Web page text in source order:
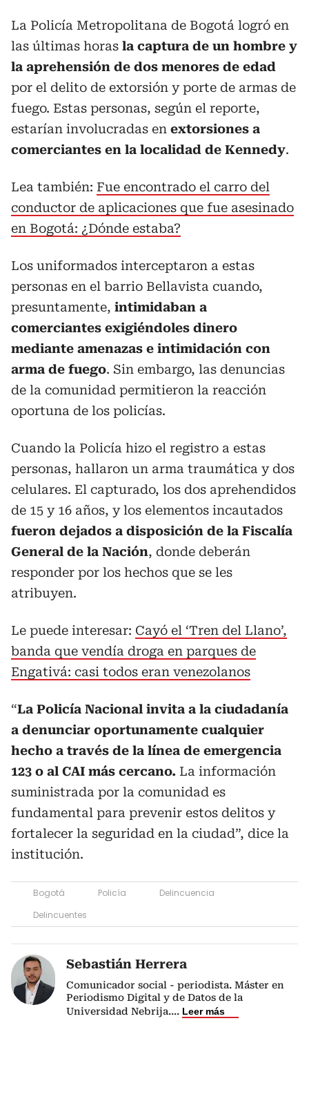
La Policía Metropolitana de Bogotá logró en
las últimas horas la captura de un hombre y
la aprehensión de dos menores de edad
por el delito de extorsión y porte de armas de
fuego. Estas personas, según el reporte,
estarían involucradas en extorsiones a
comerciantes en la localidad de Kennedy.
Lea también: Fue encontrado el carro del
conductor de aplicaciones que fue asesinado
en Bogotá: ¿Dónde estaba?
Los uniformados interceptaron a estas
personas en el barrio Bellavista cuando,
presuntamente, intimidaban a
comerciantes exigiéndoles dinero
mediante amenazas e intimidación con
arma de fuego. Sin embargo, las denuncias
de la comunidad permitieron la reacción
oportuna de los policías.
Cuando la Policía hizo el registro a estas
personas, hallaron un arma traumática y dos
celulares. El capturado, los dos aprehendidos
de 15 y 16 años, y los elementos incautados
fueron dejados a disposición de la Fiscalía
General de la Nación, donde deberán
responder por los hechos que se les
atribuyen.
Le puede interesar: Cayó el ‘Tren del Llano’,
banda que vendía droga en parques de
Engativá: casi todos eran venezolanos
“La Policía Nacional invita a la ciudadanía
a denunciar oportunamente cualquier
hecho a través de la línea de emergencia
123 o al CAI más cercano. La información
suministrada por la comunidad es
fundamental para prevenir estos delitos y
fortalecer la seguridad en la ciudad”, dice la
institución.
Bogotá Policía
Delincuencia
Delincuentes
Sebastián Herrera
Comunicador social - periodista. Máster en
Periodismo Digital y de Datos de la
Universidad Nebrija.... Leer más